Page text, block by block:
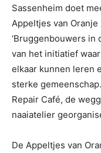
Sassenheim doet
Appeltjes van
‘Bruggenbouwers in
van het initiatief
elkaar kunnen leren
sterke
Repair Café, de
naaiatelier
De Appeltjes van